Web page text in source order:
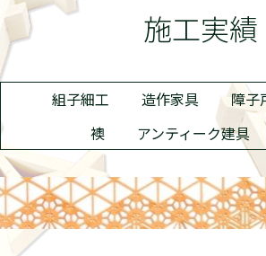
施工実績
組子細工 造作家具 障子
襖
アンティーク建具